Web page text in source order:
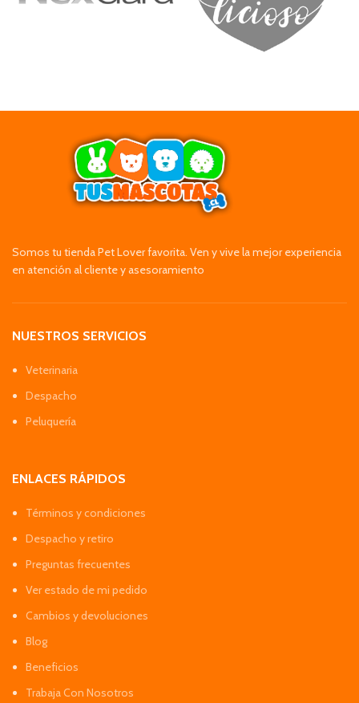
Somos tu tienda Pet Lover favorita. Ven y vive la mejor experiencia
en atención al cliente y asesoramiento
NUESTROS SERVICIOS
Veterinaria
Despacho
Peluquería
ENLACES RÁPIDOS
Términos y condiciones
Despacho y retiro
Preguntas frecuentes
Ver estado de mi pedido
Cambios y devoluciones
Blog
Beneficios
Trabaja Con Nosotros